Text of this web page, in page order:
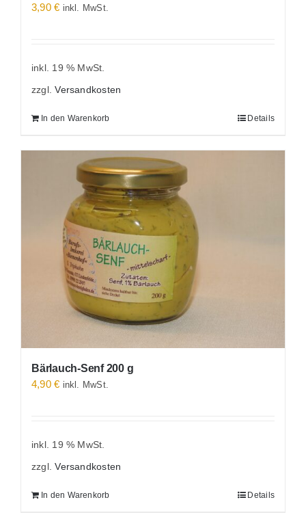
3,90€ inkl. MwSt.
inkl. 19 % MwSt.
zzgl.Versandkosten
In den Warenkorb Details
Bärlauch-Senf 200 g
4,90€ inkl. MwSt.
inkl. 19 % MwSt.
zzgl.Versandkosten
In den Warenkorb Details